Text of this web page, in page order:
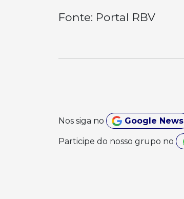
Fonte: Portal RBV
Nos siga no Google News
Participe do nosso grupo no